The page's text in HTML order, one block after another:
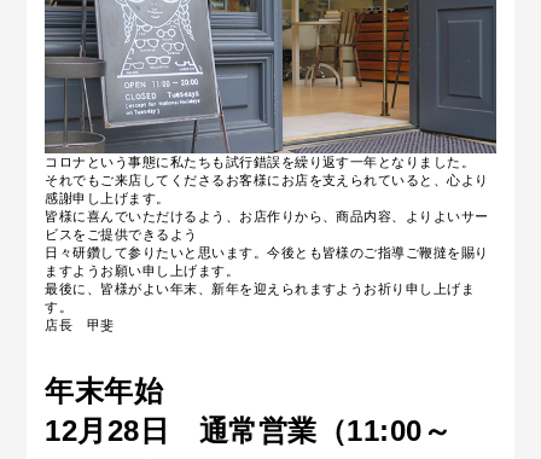
コロナという事態に私たちも試行錯誤を繰り返す一年となりました。
それでもご来店してくださるお客様にお店を支えられていると、心より
感謝申し上げます。
皆様に喜んでいただけるよう、お店作りから、商品内容、よりよいサー
ビスをご提供できるよう
日々研鑽して参りたいと思います。今後とも皆様のご指導ご鞭撻を賜り
ますようお願い申し上げます。
最後に、皆様がよい年末、新年を迎えられますようお祈り申し上げま
す。
店長 甲斐
年末年始
12月28日 通常営業（11:00～